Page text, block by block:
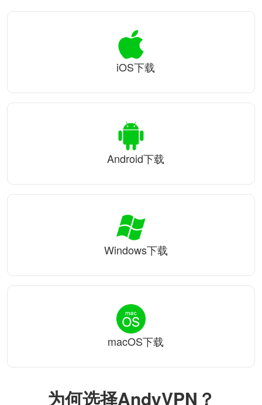
为何选择AndyVPN？
iOS下载
Android下载
Windows下载
macOS下载